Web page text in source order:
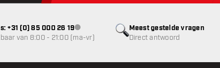
Meest gestelde vragen
Direct antwoord
+31 (0) 85 000 26 19klantenservice niet beschikbaar
van 8:00 - 21:00 (ma-vr)